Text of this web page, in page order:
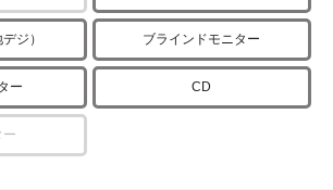
ジ） ブラインドモニター
ー CD
ー